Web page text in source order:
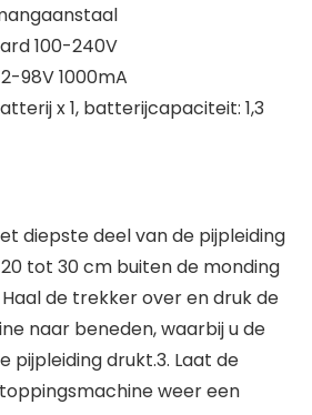
100-240V
98V 1000mA
x 1, batterijcapaciteit: 1,3
diepste deel van de pijpleiding
tot 30 cm buiten de monding
de trekker over en druk de
naar beneden, waarbij u de
pijpleiding drukt.3. Laat de
weer een